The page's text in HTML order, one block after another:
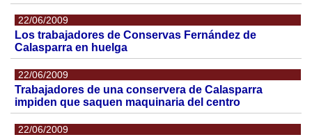
22/06/2009
Los trabajadores de Conservas Fernández de
Calasparra en huelga
22/06/2009
Trabajadores de una conservera de Calasparra
impiden que saquen maquinaria del centro
22/06/2009